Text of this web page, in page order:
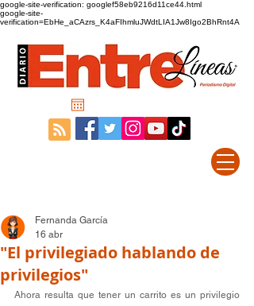
google-site-verification: googlef58eb9216d11ce44.html
google-site-
verification=EbHe_aCAzrs_K4aFIhmluJWdtLIA1Jw8Igo2BhRnt4A
"El privilegiado hablando de
privilegios"
Fernanda García
16 abr
Ahora resulta que tener un carrito es un privilegio